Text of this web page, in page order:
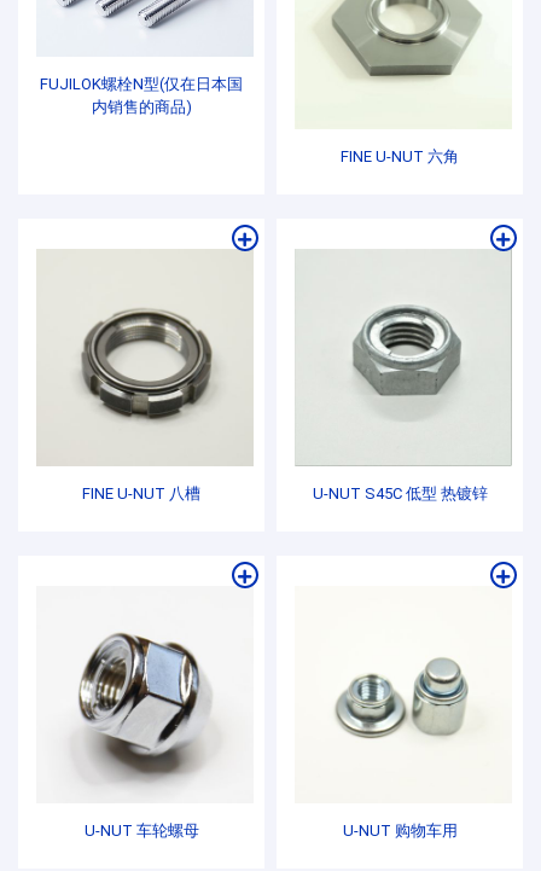
FUJILOK螺栓N型(仅在日本国
内销售的商品)
FINE U-NUT 六角
FINE U-NUT 八槽 U-NUT S45C 低型 热镀锌
U-NUT 车轮螺母 U-NUT 购物车用